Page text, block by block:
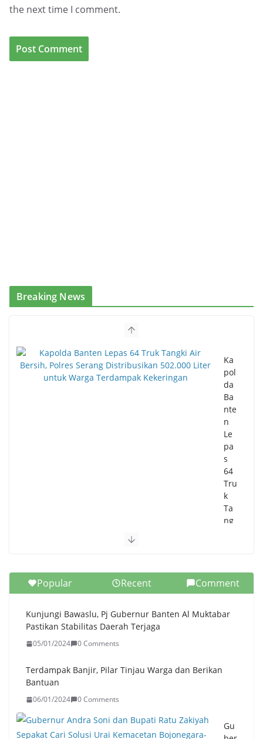
the next time I comment.
Breaking News
Ka
pol
da
Ba
nte
n
Le
pa
s
64
Tru
k
Ta
ng
sih,
Pol
res
an
00
Popular Recent Comment
Kunjungi Bawaslu, Pj Gubernur Banten Al Muktabar
Pastikan Stabilitas Daerah Terjaga
05/01/2024 0 Comments
Terdampak Banjir, Pilar Tinjau Warga dan Berikan
Bantuan
06/01/2024 0 Comments
Gu